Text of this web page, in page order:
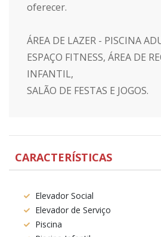
oferecer.
ÁREA DE LAZER - PISCINA
ESPAÇO FITNESS, ÁREA DE
INFANTIL,
SALÃO DE FESTAS E JOGOS.
CARACTERÍSTICAS
Elevador Social
Elevador de Serviço
Piscina